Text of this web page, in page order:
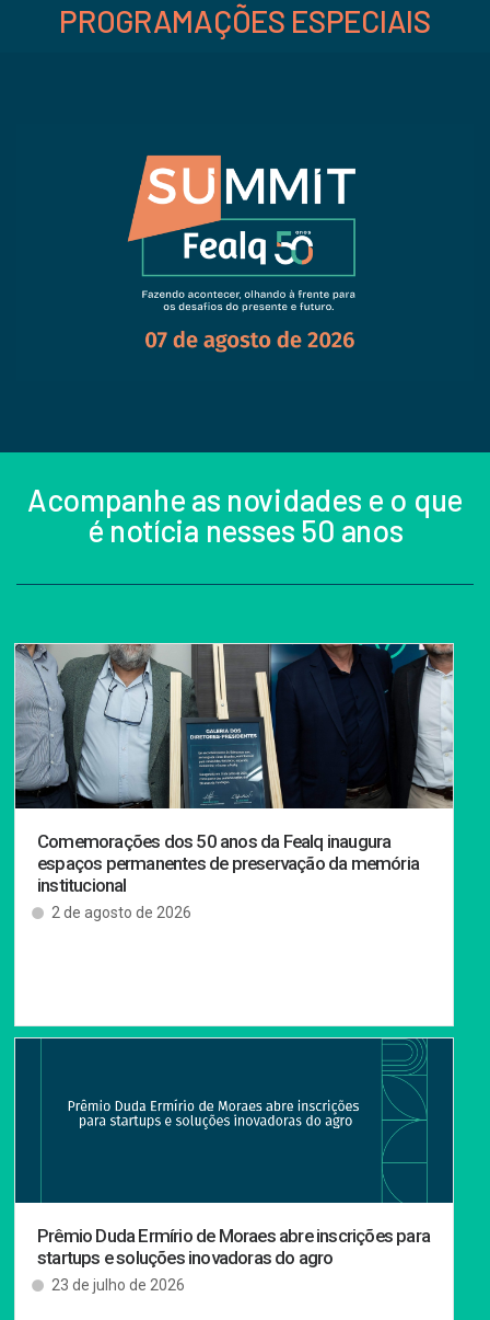
PROGRAMAÇÕES ESPECIAIS
Acompanhe as novidades e o que
é notícia nesses 50 anos
Comemorações dos 50 anos da Fealq inaugura
espaços permanentes de preservação da memória
institucional
2 de agosto de 2026
Prêmio Duda Ermírio de Moraes abre inscrições para
startups e soluções inovadoras do agro
23 de julho de 2026